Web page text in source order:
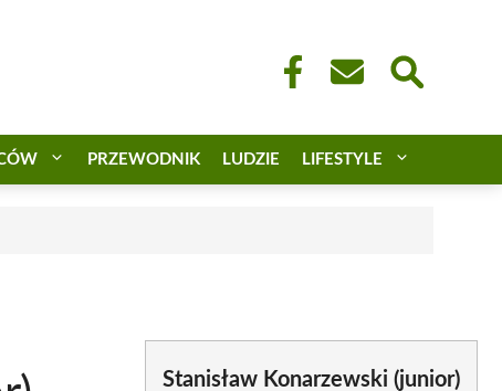
PRZEWODNIK LUDZIE LIFESTYLE
Stanisław Konarzewski (junior)